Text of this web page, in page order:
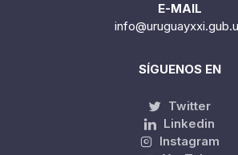
DIRECCIÓN
TELÉFONO
E-MAIL
info@uruguayxxi.gub.uy